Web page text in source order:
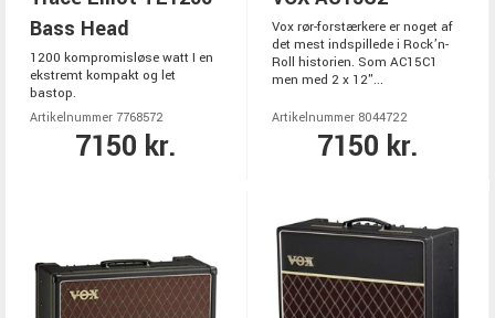
Bass Head
1200 kompromisløse watt I en
ekstremt kompakt og let
bastop.
Artikelnummer 7768572
7150 kr.
Vox rør-forstærkere er noget af
det mest indspillede i Rock’n-
Roll historien. Som AC15C1
men med 2 x 12"...
Artikelnummer 8044722
7150 kr.